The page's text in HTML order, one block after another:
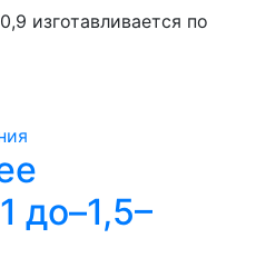
изготавливается по
до–1,5–